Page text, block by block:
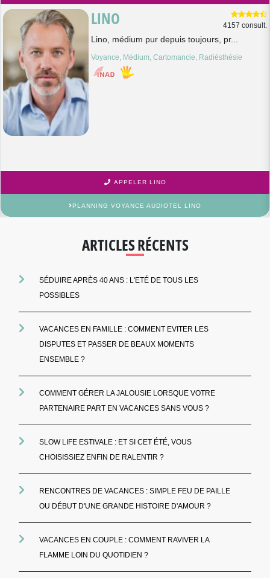
LINO 4157 consult.
Lino, médium pur depuis toujours, pr...
Voyance, Médium, Cartomancie, Radiésthésie
APPELER LINO
PLANNING VOYANCE AUDIOTEL LINO
ARTICLES RÉCENTS
SÉDUIRE APRÈS 40 ANS : L'ETÉ DE TOUS LES
POSSIBLES
VACANCES EN FAMILLE : COMMENT EVITER LES
DISPUTES ET PASSER DE BEAUX MOMENTS
ENSEMBLE ?
COMMENT GÉRER LA JALOUSIE LORSQUE VOTRE
PARTENAIRE PART EN VACANCES SANS VOUS ?
SLOW LIFE ESTIVALE : ET SI CET ÉTÉ, VOUS
CHOISISSIEZ ENFIN DE RALENTIR ?
RENCONTRES DE VACANCES : SIMPLE FEU DE PAILLE
OU DÉBUT D'UNE GRANDE HISTOIRE D'AMOUR ?
VACANCES EN COUPLE : COMMENT RAVIVER LA
FLAMME LOIN DU QUOTIDIEN ?